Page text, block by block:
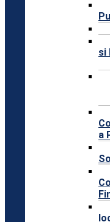
si
a